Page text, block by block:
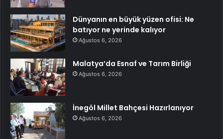
Dünyanın en büyük yüzen ofisi: Ne
batıyor ne yerinde kalıyor
Ağustos 6, 2026
Malatya’da Esnaf ve Tarım Birliği
Ağustos 6, 2026
İnegöl Millet Bahçesi Hazırlanıyor
Ağustos 6, 2026